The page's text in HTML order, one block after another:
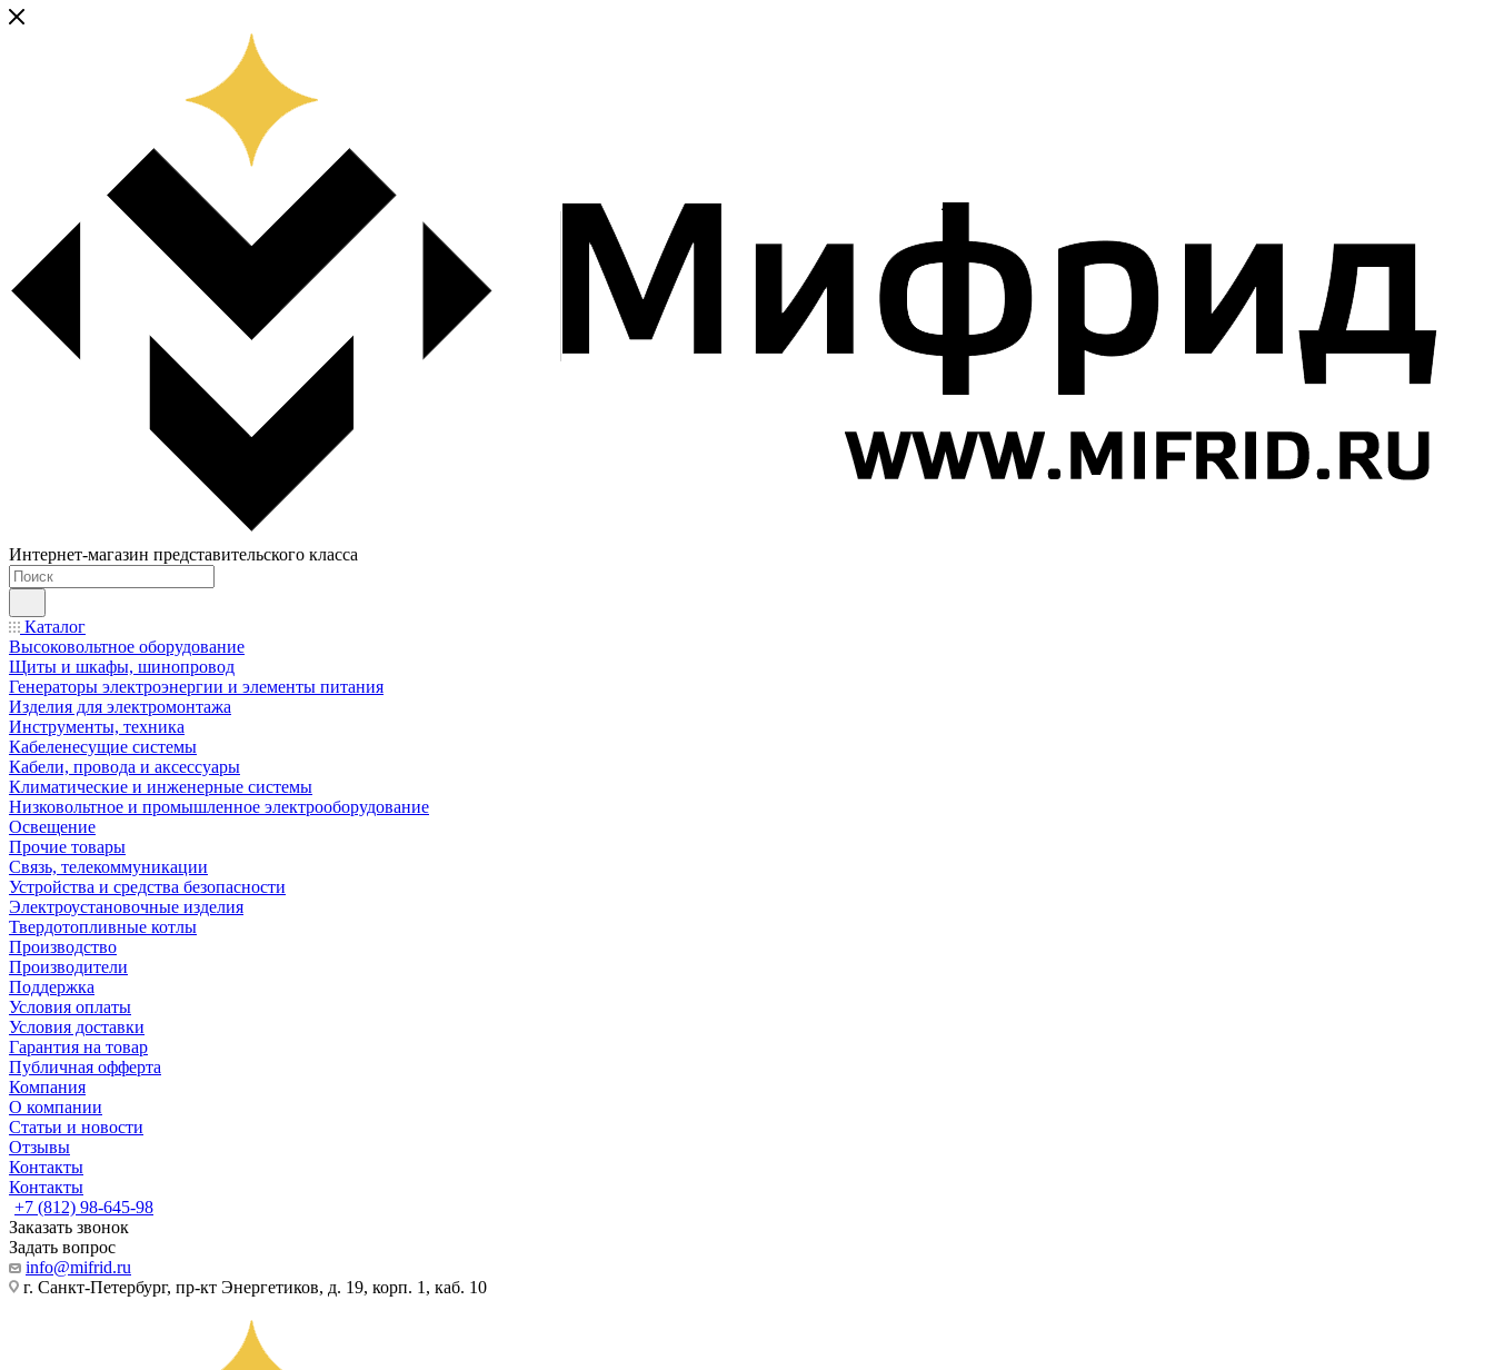
Интернет-магазин представительского класса
Каталог
Высоковольтное оборудование
Щиты и шкафы, шинопровод
Генераторы электроэнергии и элементы питания
Изделия для электромонтажа
Инструменты, техника
Кабеленесущие системы
Кабели, провода и аксессуары
Климатические и инженерные системы
Низковольтное и промышленное электрооборудование
Освещение
Прочие товары
Связь, телекоммуникации
Устройства и средства безопасности
Электроустановочные изделия
Твердотопливные котлы
Производство
Производители
Поддержка
Условия оплаты
Условия доставки
Гарантия на товар
Публичная офферта
Компания
О компании
Статьи и новости
Отзывы
Контакты
Контакты
+7 (812) 98-645-98
Заказать звонок
Задать вопрос
info@mifrid.ru
г. Санкт-Петербург, пр-кт Энергетиков, д. 19, корп. 1, каб. 10